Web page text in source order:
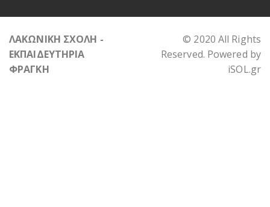
ΛΑΚΩΝΙΚΗ ΣΧΟΛΗ -
ΕΚΠΑΙΔΕΥΤΗΡΙΑ
ΦΡΑΓΚΗ
© 2020 All Rights
Reserved. Powered by
iSOL.gr